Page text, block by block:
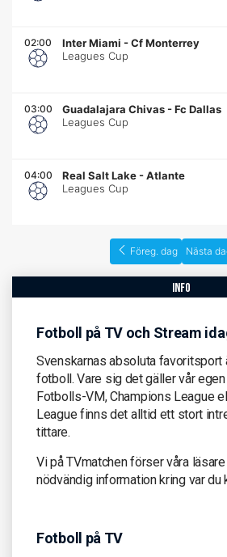
02:00 Inter Miami -Cf Monterrey
Leagues Cup
03:00 Guadalajara Chivas -Fc Dallas
Leagues Cup
04:00 Real Salt Lake -Atlante
Leagues Cup
Föreg. dag Nästa
info
Fotboll på TV och Stream
Svenskarnas absoluta favoritsport
fotboll. Vare sig det gäller vår
Fotbolls-VM, Champions League
League finns det alltid ett stort
tittare.
Vi på TVmatchen förser våra
nödvändig information kring var du
Fotboll på TV